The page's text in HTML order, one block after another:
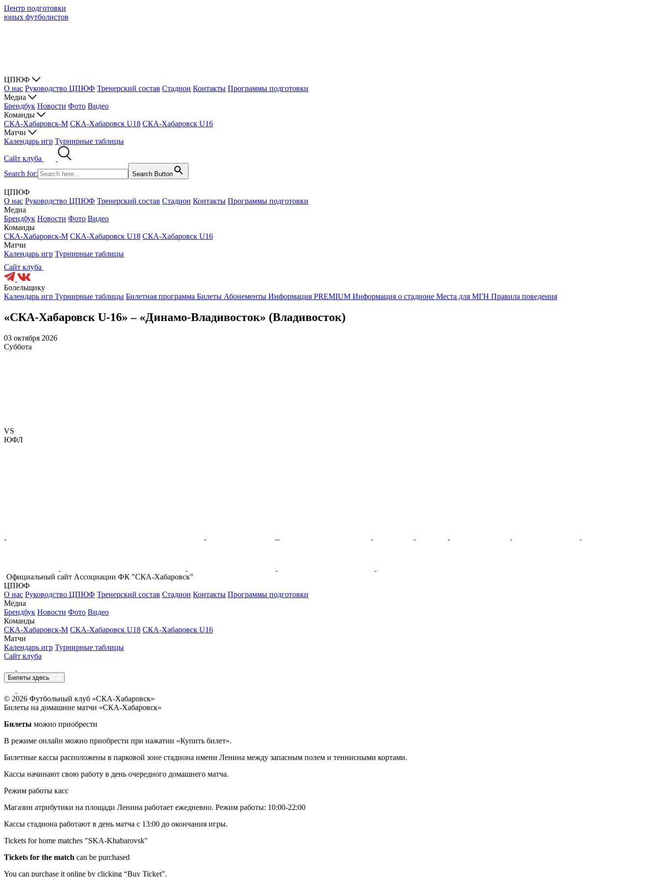
Центр подготовки
юных футболистов
ЦПЮФ
О нас Руководство ЦПЮФ Тренерский состав Стадион Контакты Программы подготовки
Медиа
Брендбук Новости Фото Видео
Команды
СКА-Хабаровск-М СКА-Хабаровск U18 СКА-Хабаровск U16
Матчи
Календарь игр Турнирные таблицы
Сайт клуба
Search for:
Search Button
ЦПЮФ
О нас Руководство ЦПЮФ Тренерский состав Стадион Контакты Программы подготовки
Медиа
Брендбук Новости Фото Видео
Команды
СКА-Хабаровск-М СКА-Хабаровск U18 СКА-Хабаровск U16
Матчи
Календарь игр Турнирные таблицы
Сайт клуба
Болельщику
Календарь игр Турнирные таблицы Билетная программа Билеты Абонементы Информация PREMIUM Информация о стадионе Места для МГН Правила поведения
«СКА-Хабаровск U-16» – «Динамо-Владивосток» (Владивосток)
03 октября 2026
Суббота
VS
ЮФЛ
Официальный сайт Ассоциации ФК "СКА-Хабаровск"
ЦПЮФ
О нас Руководство ЦПЮФ Тренерский состав Стадион Контакты Программы подготовки
Медиа
Брендбук Новости Фото Видео
Команды
СКА-Хабаровск-М СКА-Хабаровск U18 СКА-Хабаровск U16
Матчи
Календарь игр Турнирные таблицы
Сайт клуба
Билеты здесь
© 2026 Футбольный клуб «СКА-Хабаровск»
Билеты на домашние матчи «СКА-Хабаровск»
Билеты можно приобрести
В режиме онлайн можно приобрести при нажатии «Купить билет».
Билетные кассы расположены в парковой зоне стадиона имени Ленина между запасным полем и теннисными кортами.
Кассы начинают свою работу в день очередного домашнего матча.
Режим работы касс
Магазин атрибутики на площади Ленина работает ежедневно. Режим работы: 10:00-22:00
Кассы стадиона работают в день матча с 13:00 до окончания игры.
Tickets for home matches "SKA-Khabarovsk"
Tickets for the match can be purchased
You can purchase it online by clicking “Buy Ticket”.